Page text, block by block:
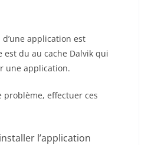
d’une application est
est du au cache Dalvik qui
une application.
problème, effectuer ces
l’application